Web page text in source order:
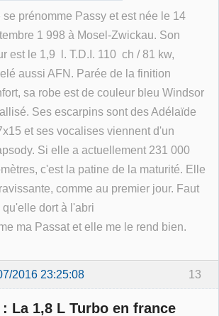
se prénomme Passy et est née le 14
1 998 à Mosel-Zwickau. Son
est le 1,9 l. T.D.I. 110 ch / 81 kw,
aussi AFN. Parée de la finition
sa robe est de couleur bleu Windsor
Ses escarpins sont des Adélaïde
et ses vocalises viennent d'un
Si elle a actuellement 231 000
c'est la patine de la maturité. Elle
comme au premier jour. Faut
qu'elle dort à l'abri
ma Passat et elle me le rend bien.
13
2016 23:25:08
: La 1,8 L Turbo en france